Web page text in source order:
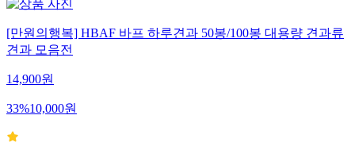
[만원의행복] HBAF 바프 하루견과 50봉/100봉 대용량 견과류
견과 모음전
14,900원
33%10,000원